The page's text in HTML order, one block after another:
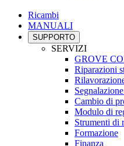
Ricambi
MANUALI
SUPPORTO
SERVIZI
GROVE
Riparazioni
Cambio di
Modulo di
Strumenti di
Formazione
Finanza